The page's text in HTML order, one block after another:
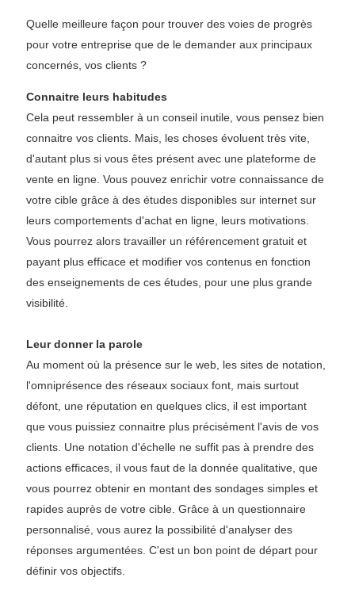
Quelle meilleure façon pour trouver des voies de progrès
pour votre entreprise que de le demander aux principaux
concernés, vos clients ?
Connaitre leurs habitudes
Cela peut ressembler à un conseil inutile, vous pensez bien
connaitre vos clients. Mais, les choses évoluent très vite,
d'autant plus si vous êtes présent avec une plateforme de
vente en ligne. Vous pouvez enrichir votre connaissance de
votre cible grâce à des études disponibles sur internet sur
leurs comportements d'achat en ligne, leurs motivations.
Vous pourrez alors travailler un référencement gratuit et
payant plus efficace et modifier vos contenus en fonction
des enseignements de ces études, pour une plus grande
visibilité.
Leur donner la parole
Au moment où la présence sur le web, les sites de notation,
l'omniprésence des réseaux sociaux font, mais surtout
défont, une réputation en quelques clics, il est important
que vous puissiez connaitre plus précisément l'avis de vos
clients. Une notation d'échelle ne suffit pas à prendre des
actions efficaces, il vous faut de la donnée qualitative, que
vous pourrez obtenir en montant des sondages simples et
rapides auprès de votre cible. Grâce à un questionnaire
personnalisé, vous aurez la possibilité d'analyser des
réponses argumentées. C'est un bon point de départ pour
définir vos objectifs.